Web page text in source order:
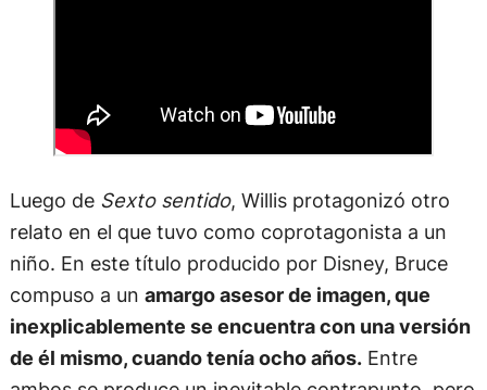
Luego de Sexto sentido, Willis protagonizó otro
relato en el que tuvo como coprotagonista a un
niño. En este título producido por Disney, Bruce
compuso a un amargo asesor de imagen, que
inexplicablemente se encuentra con una versión
de él mismo, cuando tenía ocho años.Entre